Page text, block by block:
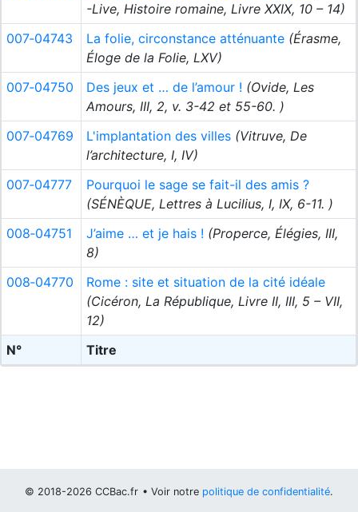
N° Titre
-Live, Histoire romaine, Livre XXIX, 10 – 14)
007‑04743
La folie, circonstance atténuante (Érasme,
Éloge de la Folie, LXV)
007‑04750
Des jeux et … de l’amour ! (Ovide, Les
Amours, III, 2, v. 3-42 et 55-60. )
007‑04769
L'implantation des villes (Vitruve, De
l’architecture, I, IV)
007‑04777
Pourquoi le sage se fait-il des amis ?
(SÉNÈQUE, Lettres à Lucilius, I, IX, 6-11. )
008‑04751
J’aime … et je hais ! (Properce, Élégies, III,
8)
008‑04770
Rome : site et situation de la cité idéale
(Cicéron, La République, Livre II, III, 5 – VII,
12)
© 2018-2026 CCBac.fr • Voir notre politique de confidentialité.